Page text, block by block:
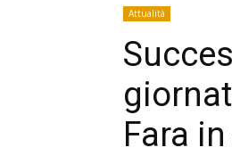
Attualità
Fara